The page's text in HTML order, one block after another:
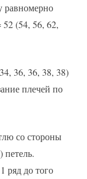
равномерно
52 (54, 56, 62,
36, 36, 38, 38)
плечей по
со стороны
петель.
ряд до того